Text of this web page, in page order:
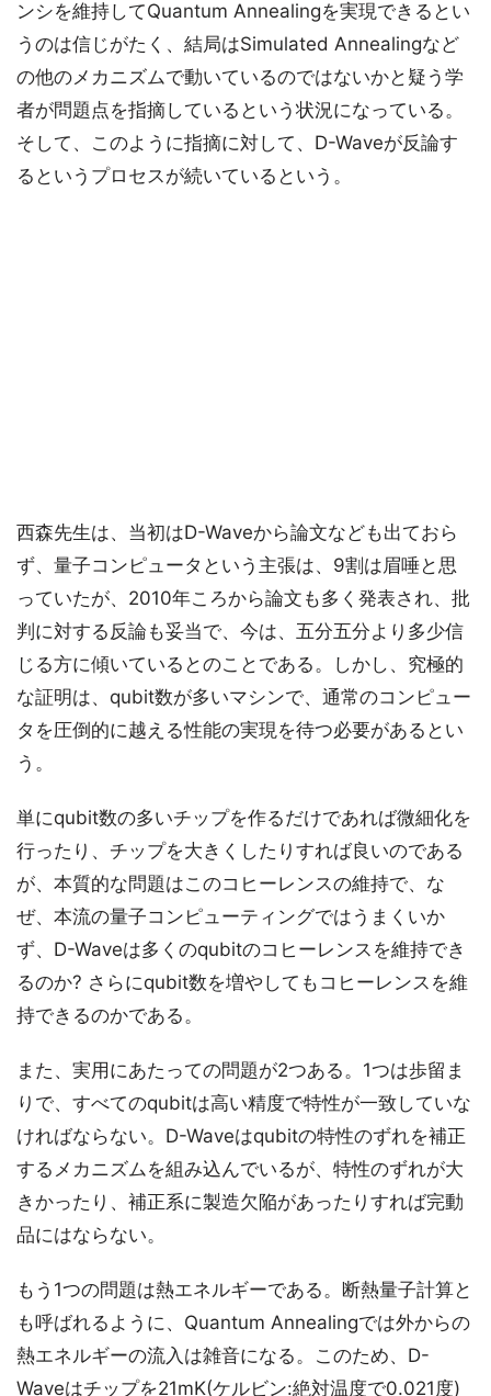
ンシを維持してQuantum Annealingを実現できるとい
うのは信じがたく、結局はSimulated Annealingなど
の他のメカニズムで動いているのではないかと疑う学
者が問題点を指摘しているという状況になっている。
そして、このように指摘に対して、D-Waveが反論す
るというプロセスが続いているという。
西森先生は、当初はD-Waveから論文なども出ておら
ず、量子コンピュータという主張は、9割は眉唾と思
っていたが、2010年ころから論文も多く発表され、批
判に対する反論も妥当で、今は、五分五分より多少信
じる方に傾いているとのことである。しかし、究極的
な証明は、qubit数が多いマシンで、通常のコンピュー
タを圧倒的に越える性能の実現を待つ必要があるとい
う。
単にqubit数の多いチップを作るだけであれば微細化を
行ったり、チップを大きくしたりすれば良いのである
が、本質的な問題はこのコヒーレンスの維持で、な
ぜ、本流の量子コンピューティングではうまくいか
ず、D-Waveは多くのqubitのコヒーレンスを維持でき
るのか? さらにqubit数を増やしてもコヒーレンスを維
持できるのかである。
また、実用にあたっての問題が2つある。1つは歩留ま
りで、すべてのqubitは高い精度で特性が一致していな
ければならない。D-Waveはqubitの特性のずれを補正
するメカニズムを組み込んでいるが、特性のずれが大
きかったり、補正系に製造欠陥があったりすれば完動
品にはならない。
もう1つの問題は熱エネルギーである。断熱量子計算と
も呼ばれるように、Quantum Annealingでは外からの
熱エネルギーの流入は雑音になる。このため、D-
Waveはチップを21mK(ケルビン:絶対温度で0.021度)